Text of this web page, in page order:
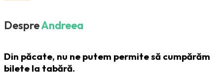
DespreAndreea
Din păcate, nu ne putem permite să cumpărăm
bilete la tabără.